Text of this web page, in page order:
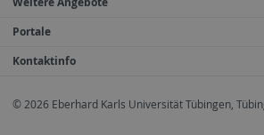
Portale
Kontaktinfo
© 2026 Eberhard Karls Universität Tübingen,